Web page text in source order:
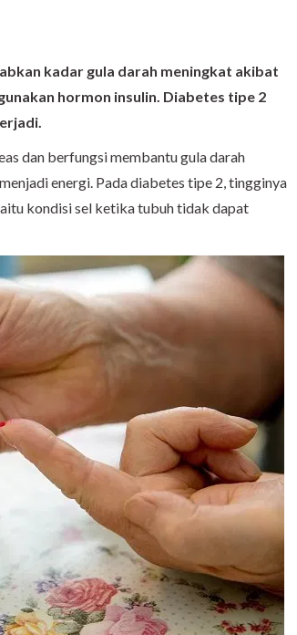
kadar gula darah meningkat akibat
hormon insulin. Diabetes tipe 2
dan berfungsi membantu gula darah
energi. Pada diabetes tipe 2, tingginya
kondisi sel ketika tubuh tidak dapat